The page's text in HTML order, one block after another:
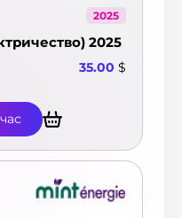
2025
2025
35.00 $